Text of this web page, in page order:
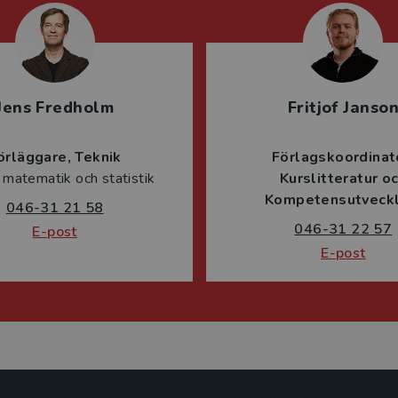
Fredholm
Teknik
matematik och statistik
046-31 21 58
E-post
Fritjof Janson
Kurslitteratur
046-31 22 57
E-post